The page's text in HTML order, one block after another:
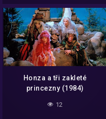
Honza a tři zakleté
princezny (1984)
12